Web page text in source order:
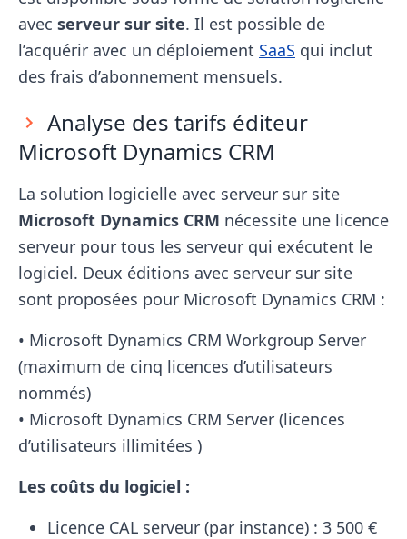
avec serveur sur site. Il est possible de
l’acquérir avec un déploiement SaaS qui inclut
des frais d’abonnement mensuels.
Analyse des tarifs éditeur
Microsoft Dynamics CRM
La solution logicielle avec serveur sur site
Microsoft Dynamics CRM nécessite une licence
serveur pour tous les serveur qui exécutent le
logiciel. Deux éditions avec serveur sur site
sont proposées pour Microsoft Dynamics CRM :
• Microsoft Dynamics CRM Workgroup Server
(maximum de cinq licences d’utilisateurs
nommés)
• Microsoft Dynamics CRM Server (licences
d’utilisateurs illimitées )
Les coûts du logiciel :
Licence CAL serveur (par instance) : 3 500 €